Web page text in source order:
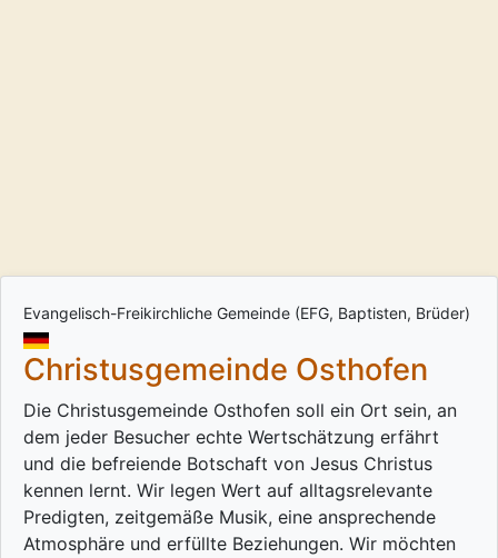
Evangelisch-Freikirchliche Gemeinde (EFG, Baptisten, Brüder)
Christusgemeinde Osthofen
Die Christusgemeinde Osthofen soll ein Ort sein, an
dem jeder Besucher echte Wertschätzung erfährt
und die befreiende Botschaft von Jesus Christus
kennen lernt. Wir legen Wert auf alltagsrelevante
Predigten, zeitgemäße Musik, eine ansprechende
Atmosphäre und erfüllte Beziehungen. Wir möchten